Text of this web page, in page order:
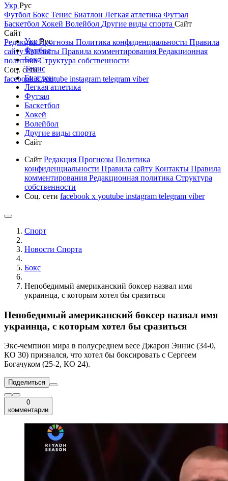
Укр Рус
Футбол Бокс Тенис Биатлон Легкая атлетика Футзал
Баскетбол Хокей Волейбол Другие виды спорта Сайт
Сайт
РедакцияПрогнозы Политика конфиденциальности Правила
сайтуКонтакты Правила комментирования Редакционная
политикаСтруктура собственности
Соц. сети
facebookxyoutube instagram telegram viber
УкрРус
Футбол
Бокс
Тенис
Биатлон
Легкая атлетика
Футзал
Баскетбол
Хокей
Волейбол
Другие виды спорта
Сайт
Сайт Редакция Прогнозы Политика
конфиденциальности Правила сайту Контакты Правила
комментирования Редакционная политика Структура
собственности
Соц. сети facebook x youtube instagram telegram viber
Спорт
Новости Cпорта
Бокс
Непобедимый американский боксер назвал имя
украинца, с которым хотел бы сразиться
Непобедимый американский боксер назвал имя
украинца, с которым хотел бы сразиться
Экс-чемпион мира в полусреднем весе Джарон Эннис (34-0,
КО 30) признался, что хотел бы боксировать с Сергеем
Богачуком (25-2, КО 24).
Поделиться
0
комментарии